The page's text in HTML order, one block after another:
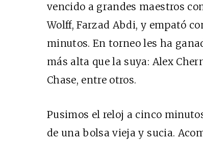
vencido a grandes maestros
Wolff, Farzad Abdi, y empató
minutos. En torneo les ha
más alta que la suya: Alex
Chase, entre otros.
Pusimos el reloj a cinco
de una bolsa vieja y sucia.